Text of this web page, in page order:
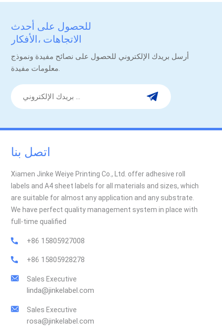
للحصول على أحدث
الاتجاهات ،الأفكار
أرسل بريدك الإلكتروني للحصول على نصائح مفيدة ونموذج
معلومات مفيدة.
اتصل بنا
Xiamen Jinke Weiye Printing Co., Ltd. offer adhesive roll
labels and A4 sheet labels for all materials and sizes, which
are suitable for almost any application and any substrate.
We have perfect quality management system in place with
full-time qualified
+86 15805927008
+86 15805928278
Sales Executive
linda@jinkelabel.com
Sales Executive
rosa@jinkelabel.com